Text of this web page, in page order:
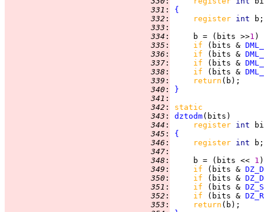
331 :
{
332 : register int
333 :
334 :
     b = (bits >>
1 )
335 : if (bits &
336 : if (bits &
337 : if (bits &
338 : if (bits &
339 : return
340 :
}
341 :
342 :
static
343 : dztodm
344 : register int
345 :
{
346 : register int
347 :
348 :
     b = (bits <<
1
349 : if (bits &
350 : if (bits &
351 : if (bits &
352 : if (bits &
353 : return